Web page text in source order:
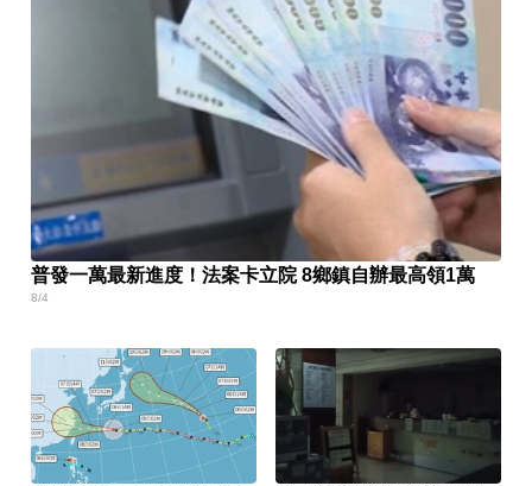
普發一萬最新進度！法案卡立院 8鄉鎮自辦最高領1萬
8/4